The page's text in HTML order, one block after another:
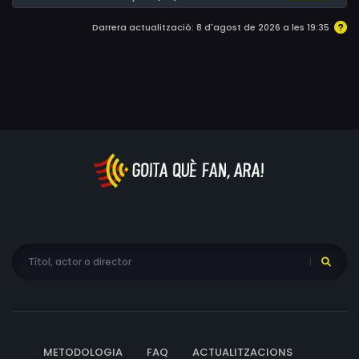
Darrera actualització: 8 d'agost de 2026 a les 19:35
METODOLOGIA FAQ ACTUALITZACIONS